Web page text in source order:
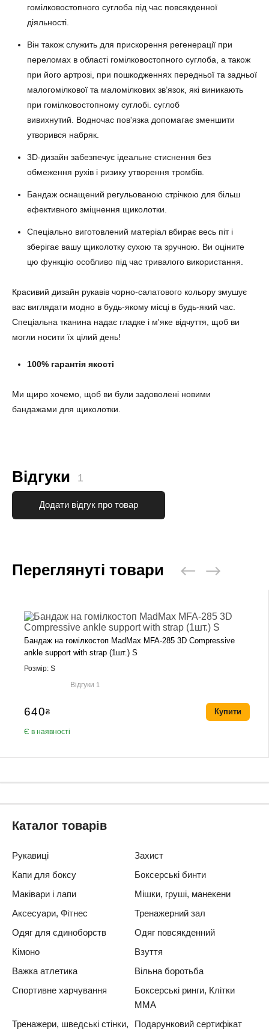
гомілковостопного суглоба під час повсякденної
діяльності.
Він також служить для прискорення регенерації при
переломах в області гомілковостопного суглоба, а також
при його артрозі, при пошкодженнях передньої та задньої
малогомілкової та маломілкових зв’язок, які виникають
при гомілковостопному суглобі. суглоб
вивихнутий. Водночас пов'язка допомагає зменшити
утворився набряк.
3D-дизайн забезпечує ідеальне стиснення без
обмеження рухів і ризику утворення тромбів.
Бандаж оснащений регульованою стрічкою для більш
ефективного зміцнення щиколотки.
Спеціально виготовлений матеріал вбирає весь піт і
зберігає вашу щиколотку сухою та зручною. Ви оціните
цю функцію особливо під час тривалого використання.
Красивий дизайн рукавів чорно-салатового кольору змушує
вас виглядати модно в будь-якому місці в будь-який час.
Спеціальна тканина надає гладке і м'яке відчуття, щоб ви
могли носити їх цілий день!
100% гарантія якості
Ми щиро хочемо, щоб ви були задоволені новими
бандажами для щиколотки.
Відгуки 1
Додати відгук про товар
Переглянуті товари
Бандаж на гомілкостоп MadMax MFA-285 3D Compressive
ankle support with strap (1шт.) S
Розмір: S
Відгуки 1
640₴
Є в наявності
Купити
Каталог товарів
Рукавиці
Захист
Капи для боксу
Боксерські бинти
Маківари і лапи
Мішки, груші, манекени
Аксесуари, Фітнес
Тренажерний зал
Одяг для єдиноборств
Одяг повсякденний
Кімоно
Взуття
Важка атлетика
Вільна боротьба
Спортивне харчування
Боксерські ринги, Клітки
ММА
Тренажери, шведські стінки,
Подарунковий сертифікат